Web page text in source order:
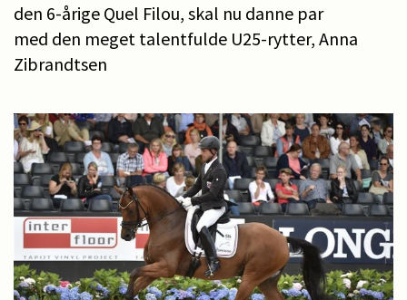
den 6-årige Quel Filou, skal nu danne par
med den meget talentfulde U25-rytter, Anna
Zibrandtsen